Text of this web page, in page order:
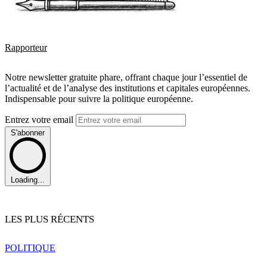
Rapporteur
Notre newsletter gratuite phare, offrant chaque jour l’essentiel de
l’actualité et de l’analyse des institutions et capitales européennes.
Indispensable pour suivre la politique européenne.
Entrez votre email
S'abonner
Loading...
LES PLUS RÉCENTS
POLITIQUE